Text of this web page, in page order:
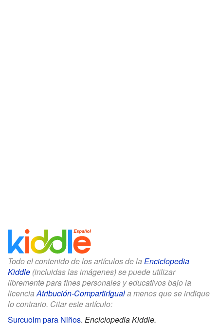
Todo el contenido de los artículos de la Enciclopedia
Kiddle (incluidas las imágenes) se puede utilizar
libremente para fines personales y educativos bajo la
licenciaAtribución-CompartirIguala menos que se indique
lo contrario. Citar este artículo:
Surcuolm para Niños. Enciclopedia Kiddle.